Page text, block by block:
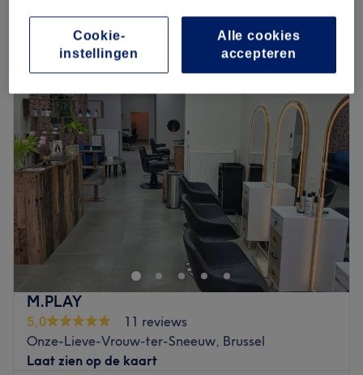
Maandag
Gesloten
Dinsdag
09:00–19:00
Woensdag
09:00–19:00
Donderdag
09:00 –19:00
Vrijdag
09:00 –
19:00
Zaterdag
09:00– 19:00
Zondag
10:00 18:00
Tony and Son est un salon de coiffure situé à Saint-Josse,
à dix minutes à pieds du métro Madou. L'équipe
passionnée vous reçoit chaleureusement dans un salon
moderne et lumineux. Ici, chaque coiffeur a sa spécialité :
de la coupe de cheveux à la coloration en passant par
des lissages brésilien, chez Tony and Son tous vos rêves
deviennent réalité ! Faites confiance aux coups de
ciseaux et de pinceaux experts de l'équipe pour un
nouveau look en parfaite adéquation avec votre
M.PLAY
5,0
11 reviews
Onze-Lieve-Vrouw-ter-Sneeuw, Brussel
Laat zien op de kaart
Alle cookies
accepteren
Cookie-
instellingen